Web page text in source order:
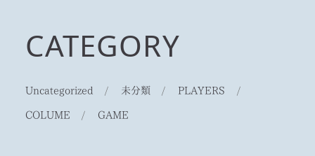
CATEGORY
Uncategorized / 未分類 / PLAYERS /
COLUME / GAME